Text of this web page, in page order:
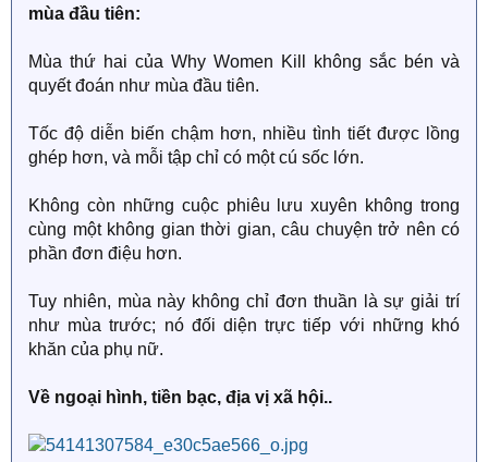
mùa đầu tiên:
Mùa thứ hai của Why Women Kill không sắc bén và
quyết đoán như mùa đầu tiên.
Tốc độ diễn biến chậm hơn, nhiều tình tiết được lồng
ghép hơn, và mỗi tập chỉ có một cú sốc lớn.
Không còn những cuộc phiêu lưu xuyên không trong
cùng một không gian thời gian, câu chuyện trở nên có
phần đơn điệu hơn.
Tuy nhiên, mùa này không chỉ đơn thuần là sự giải trí
như mùa trước; nó đối diện trực tiếp với những khó
khăn của phụ nữ.
Về ngoại hình, tiền bạc, địa vị xã hội..